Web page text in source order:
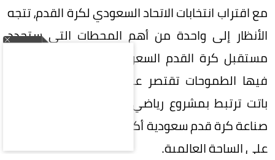
مع اقتراب انتخابات الاتحاد السعودي لكرة القدم، تتجه
الأنظار إلى واحدة من أهم المحطات التي ستحدد
مستقبل كرة القدم السعودية، في مرحلة لم تعد
فيها الطموحات تقتصر على تحقيق البطولات، بل
باتت ترتبط بمشروع رياضي وطني كبير، يتطلع إلى
صناعة كرة قدم سعودية أكثر تنافسية وتأثيراً وحضوراً
على الساحة العالمية.